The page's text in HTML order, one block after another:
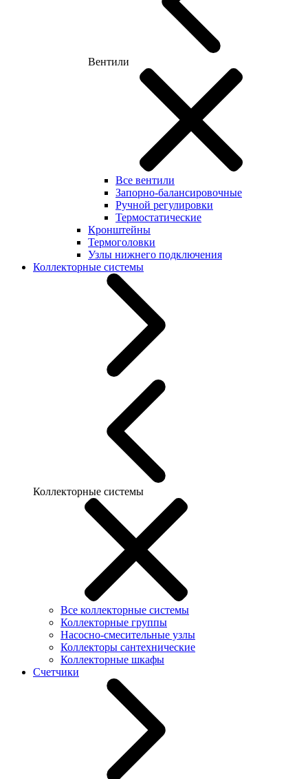
Вентили
Все вентили
Запорно-балансировочные
Ручной регулировки
Термостатические
Кронштейны
Термоголовки
Узлы нижнего подключения
Коллекторные системы
Коллекторные системы
Все коллекторные системы
Коллекторные группы
Насосно-смесительные узлы
Коллекторы сантехнические
Коллекторные шкафы
Счетчики